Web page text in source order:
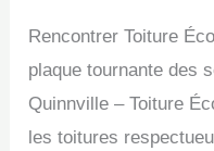
Rencontrer Toiture
plaque tournante des
Quinnville – Toiture
les toitures